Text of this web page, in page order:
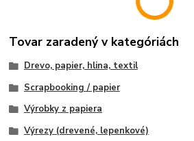
Tovar zaradený v kategóriách
Drevo, papier, hlina, textil
Scrapbooking / papier
Výrobky z papiera
Výrezy (drevené, lepenkové)